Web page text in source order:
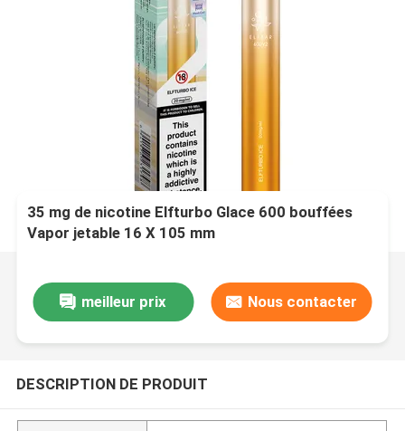
35 mg de nicotine Elfturbo Glace 600 bouffées
Vapor jetable 16 X 105 mm
meilleur prix Nous contacter
DESCRIPTION DE PRODUIT